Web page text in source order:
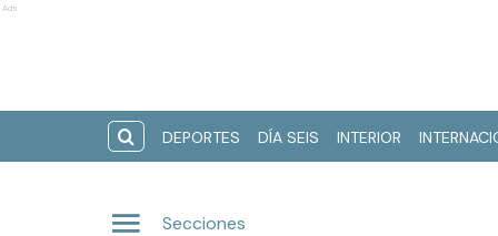
Ads
DEPORTES DÍA SEIS INTERIOR
Secciones